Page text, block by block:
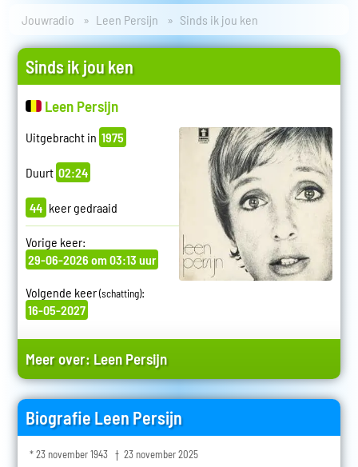
Jouwradio Leen Persijn Sinds ik jou ken
Sinds ik jou ken
Leen Persijn
Uitgebracht in 1975
Duurt 02:24
44 keer gedraaid
Vorige keer:
29-06-2026 om 03:13 uur
Volgende keer(schatting):
16-05-2027
Meer over: Leen Persijn
Biografie Leen Persijn
* 23 november 1943 † 23 november 2025